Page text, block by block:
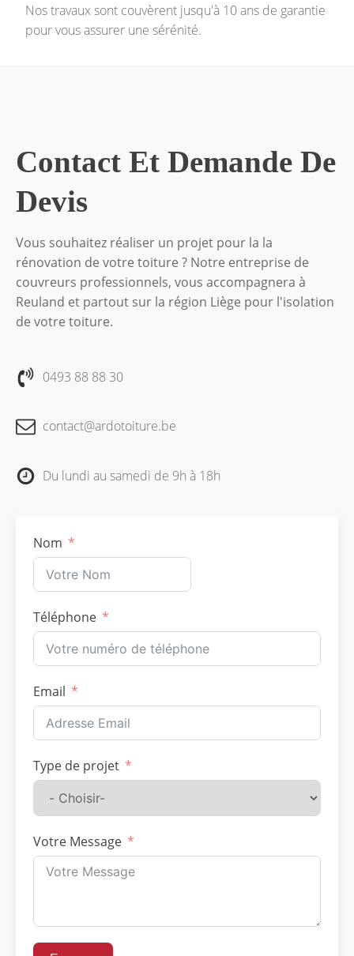
Nos travaux sont couvèrent jusqu'à 10 ans de garantie
pour vous assurer une sérénité.
Contact Et Demande De
Devis
Vous souhaitez réaliser un projet pour la la
rénovation de votre toiture ? Notre entreprise de
couvreurs professionnels, vous accompagnera à
Reuland et partout sur la région Liège pour l'isolation
de votre toiture.
0493 88 88 30
contact@ardotoiture.be
Du lundi au samedi de 9h à 18h
Nom
Téléphone
Email
Type de projet
Votre Message